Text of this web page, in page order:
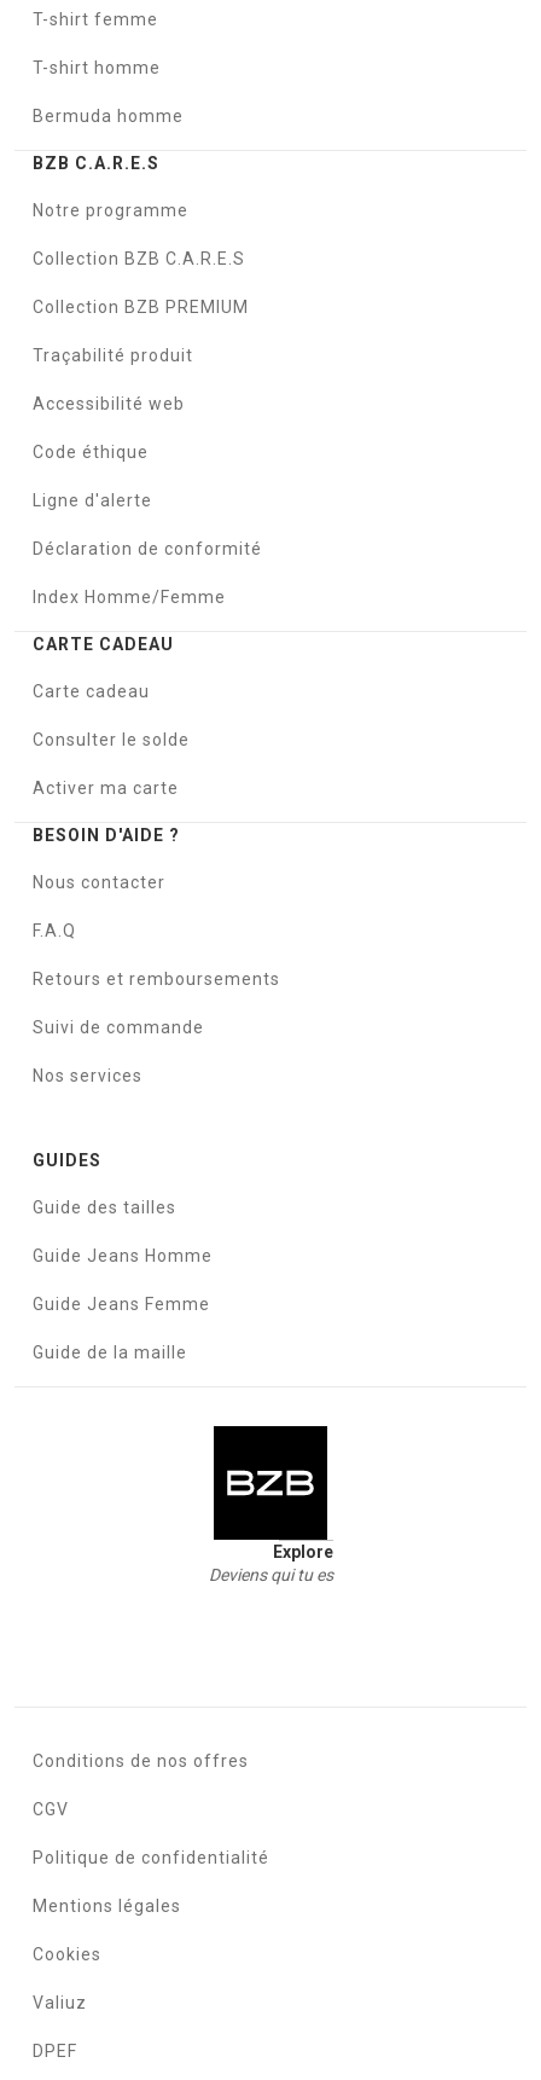
T-shirt femme
T-shirt homme
Bermuda homme
BZB C.A.R.E.S
Notre programme
Collection BZB C.A.R.E.S
Collection BZB PREMIUM
Traçabilité produit
Accessibilité web
Code éthique
Ligne d'alerte
Déclaration de conformité
Index Homme/Femme
CARTE CADEAU
Carte cadeau
Consulter le solde
Activer ma carte
BESOIN D'AIDE ?
Nous contacter
F.A.Q
Retours et remboursements
Suivi de commande
Nos services
GUIDES
Guide des tailles
Guide Jeans Homme
Guide Jeans Femme
Guide de la maille
Explore
Deviens qui tu es
Conditions de nos offres
CGV
Politique de confidentialité
Mentions légales
Cookies
Valiuz
DPEF